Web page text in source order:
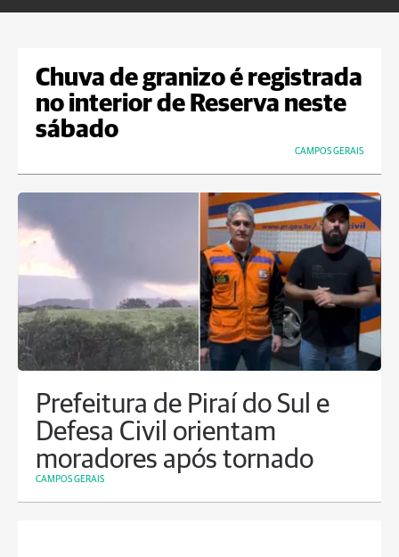
Chuva de granizo é registrada
no interior de Reserva neste
sábado
CAMPOS GERAIS
Prefeitura de Piraí do Sul e
Defesa Civil orientam
moradores após tornado
CAMPOS GERAIS